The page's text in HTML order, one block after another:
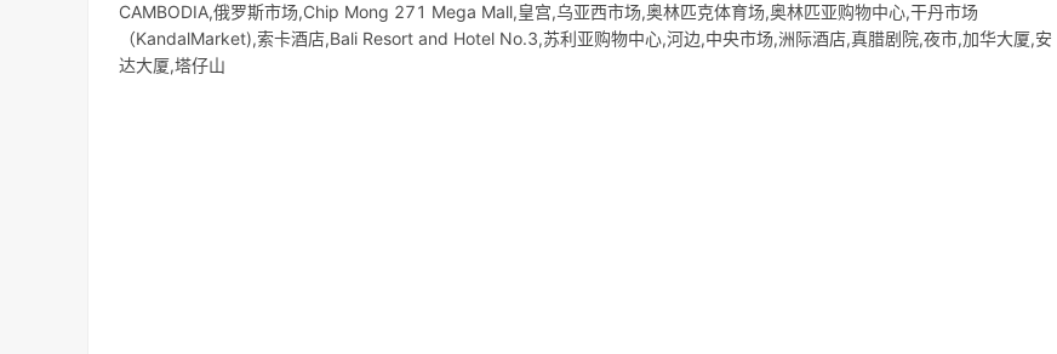
CAMBODIA,俄罗斯市场,Chip Mong 271 Mega Mall,皇宫,乌亚西市场,奥林匹克体育场,奥林匹亚购物中心,干丹市场
（KandalMarket),索卡酒店,Bali Resort and Hotel No.3,苏利亚购物中心,河边,中央市场,洲际酒店,真腊剧院,夜市,加华大厦,安
达大厦,塔仔山